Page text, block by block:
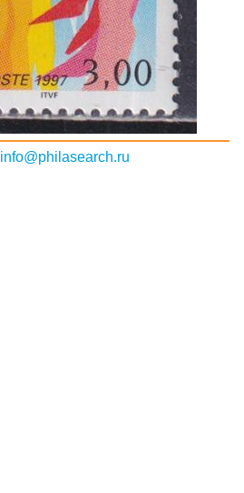
info@philasearch.ru